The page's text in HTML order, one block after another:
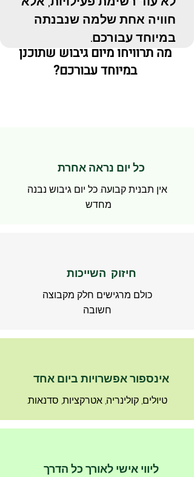
חוויה אחת שלמה שנבנתה
במיוחד עבורכם.
מה תרוויחו מיום גיבוש שתוכנן
במיוחד עבורכם?
כל יום נראה אחרת
אין תבנית קבועה. כל יום גיבוש נבנה
מחדש
חיזוק השייכות
כולם מרגישים חלק מקבוצה
חשובה
אינספור אפשרויות ביום אחד
טיולים, קולינריה, אטרקציות, סדנאות.
ליווי אישי לאורך כל הדרך